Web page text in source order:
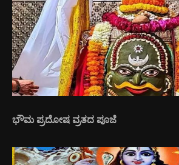
ಭೌಮ ಪ್ರದೋಷ ವ್ರತದ ಪೂಜೆ